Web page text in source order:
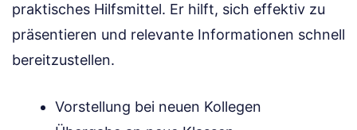
praktisches Hilfsmittel. Er hilft, sich effektiv zu
präsentieren und relevante Informationen schnell
bereitzustellen.
Vorstellung bei neuen Kollegen